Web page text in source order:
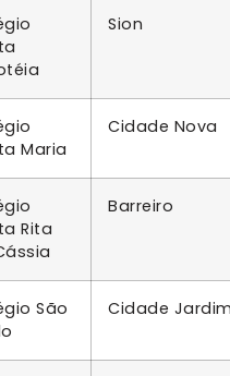
Sion
Maria
Cidade Nova
Rita
Barreiro
São
Cidade